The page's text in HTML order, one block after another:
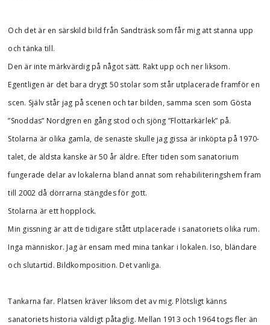
Och det är en särskild bild från Sandträsk som får mig att stanna upp
och tänka till.
Den är inte märkvärdig på något sätt. Rakt upp och ner liksom.
Egentligen är det bara drygt 50 stolar som står utplacerade framför en
scen. Själv står jag på scenen och tar bilden, samma scen som Gösta
”Snoddas” Nordgren en gång stod och sjöng ”Flottarkärlek” på.
Stolarna är olika gamla, de senaste skulle jag gissa är inköpta på 1970-
talet, de äldsta kanske är 50 år äldre. Efter tiden som sanatorium
fungerade delar av lokalerna bland annat som rehabiliteringshem fram
till 2002 då dörrarna stängdes för gott.
Stolarna är ett hopplock.
Min gissning är att de tidigare stått utplacerade i sanatoriets olika rum.
Inga människor. Jag är ensam med mina tankar i lokalen. Iso, bländare
och slutartid. Bildkomposition. Det vanliga.
Tankarna far. Platsen kräver liksom det av mig. Plötsligt känns
sanatoriets historia väldigt påtaglig. Mellan 1913 och 1964 togs fler än